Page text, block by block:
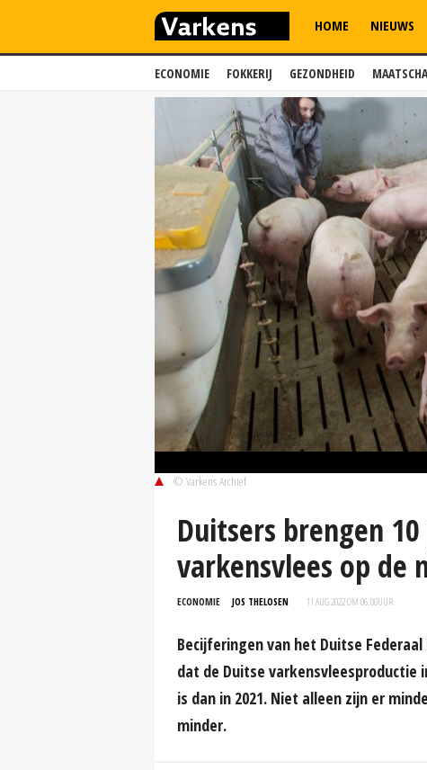
ECONOMIE FOKKERIJ GEZONDHEID
HOME NIEUWS
© Varkens Archief
Duitsers brengen
varkensvlees op de
ECONOMIE JOS THELOSEN 11 AUG 2022 OM 06:00UUR
Becijferingen van het Duitse
dat de Duitse
is dan in 2021. Niet alleen zijn er
minder.